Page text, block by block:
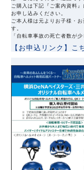
ご購入は下記『ご案内資料
お申し込みください。
ご本人様は元よりお子様・
す。
「自転車事故の死亡者数が
【お申込リンク】こ